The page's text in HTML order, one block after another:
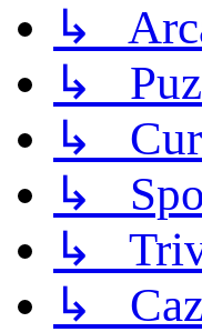
↳
↳
↳
↳
↳
↳